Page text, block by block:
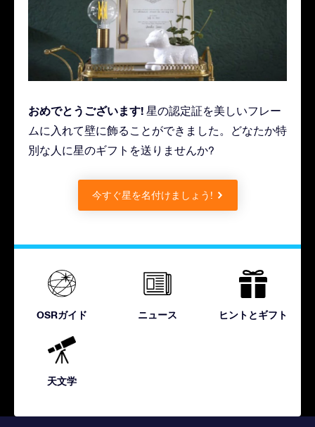
おめでとうございます! 星の認定証を美しいフレー
ムに入れて壁に飾ることができました。どなたか特
別な人に星のギフトを送りませんか?
今すぐ星を名付けましょう!
OSRガイド ニュース ヒントとギフト
天文学